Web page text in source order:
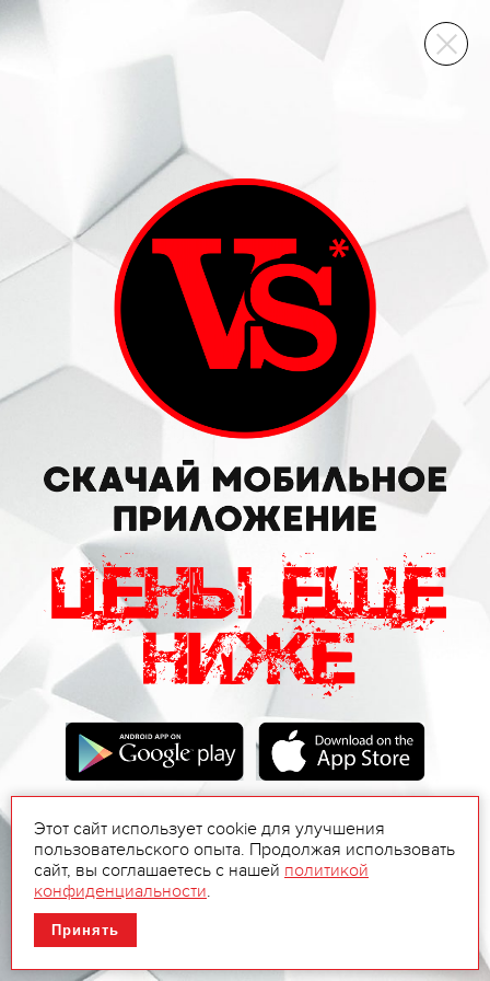
ВИННЫЙ СКЛАД
Этот сайт использует cookie для улучшения
пользовательского опыта. Продолжая использовать
сайт, вы соглашаетесь с нашей политикой
конфиденциальности.
Принять